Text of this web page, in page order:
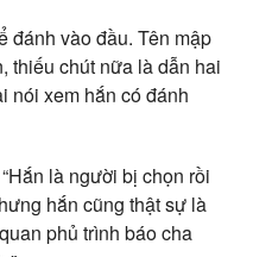
đánh vào đầu. Tên mập
thiếu chút nữa là dẫn hai
nói xem hắn có đánh
là người bị chọn rồi
hắn cũng thật sự là
phủ trình báo cha